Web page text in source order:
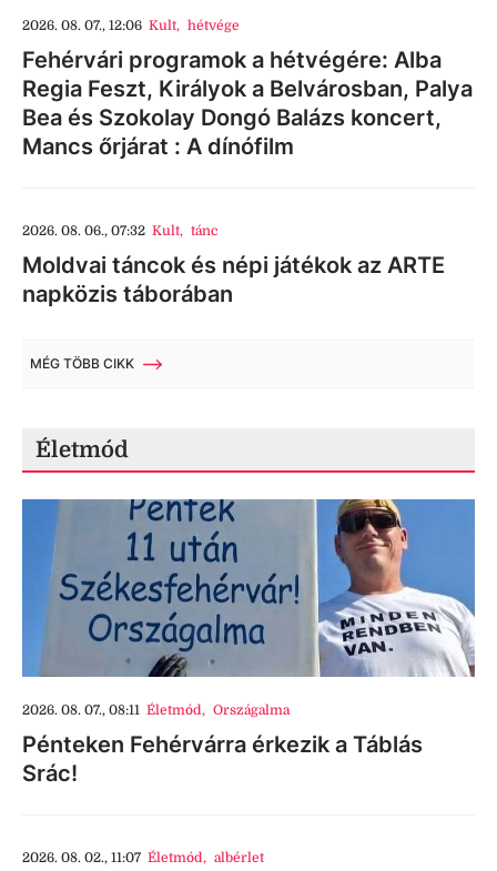
2026. 08. 07., 12:06 Kult, hétvége
Fehérvári programok a hétvégére: Alba
Regia Feszt, Királyok a Belvárosban, Palya
Bea és Szokolay Dongó Balázs koncert,
Mancs őrjárat : A dínófilm
2026. 08. 06., 07:32 Kult, tánc
Moldvai táncok és népi játékok az ARTE
napközis táborában
MÉG TÖBB CIKK
Életmód
2026. 08. 07., 08:11 Életmód, Országalma
Pénteken Fehérvárra érkezik a Táblás
Srác!
2026. 08. 02., 11:07 Életmód, albérlet